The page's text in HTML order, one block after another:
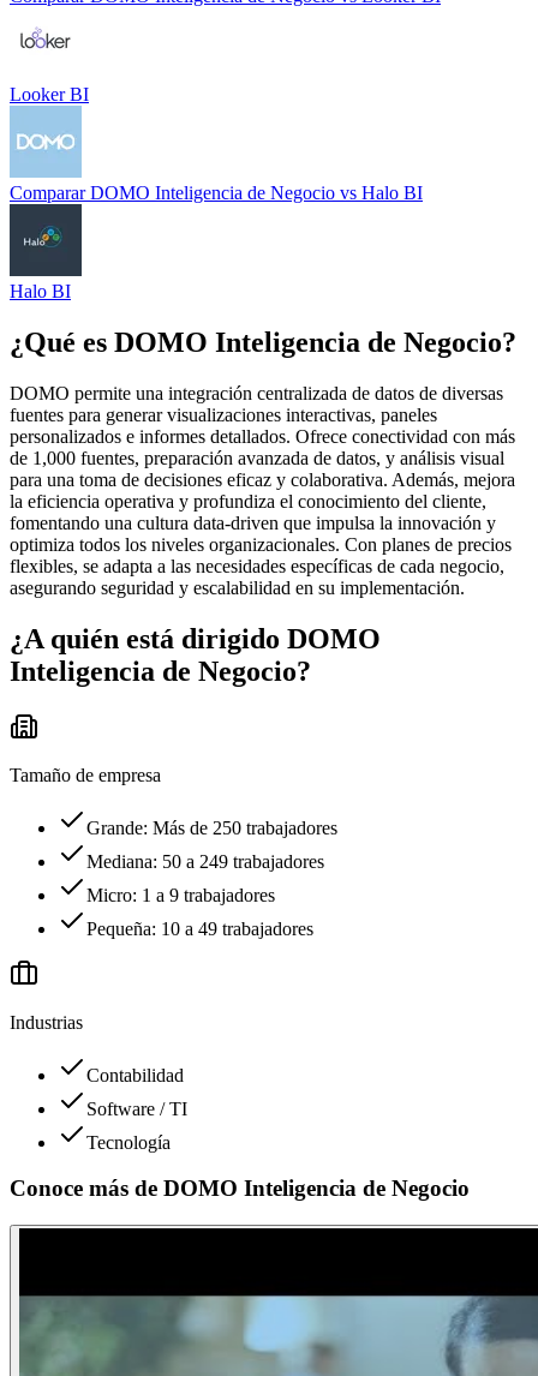
Looker BI
Comparar DOMO Inteligencia de Negocio vs Halo BI
Halo BI
¿Qué es DOMO Inteligencia de Negocio?
DOMO permite una integración centralizada de datos de diversas
fuentes para generar visualizaciones interactivas, paneles
personalizados e informes detallados. Ofrece conectividad con más
de 1,000 fuentes, preparación avanzada de datos, y análisis visual
para una toma de decisiones eficaz y colaborativa. Además, mejora
la eficiencia operativa y profundiza el conocimiento del cliente,
fomentando una cultura data-driven que impulsa la innovación y
optimiza todos los niveles organizacionales. Con planes de precios
flexibles, se adapta a las necesidades específicas de cada negocio,
asegurando seguridad y escalabilidad en su implementación.
¿A quién está dirigido DOMO
Inteligencia de Negocio?
Tamaño de empresa
Grande: Más de 250 trabajadores
Mediana: 50 a 249 trabajadores
Micro: 1 a 9 trabajadores
Pequeña: 10 a 49 trabajadores
Industrias
Contabilidad
Software / TI
Tecnología
Conoce más de DOMO Inteligencia de Negocio